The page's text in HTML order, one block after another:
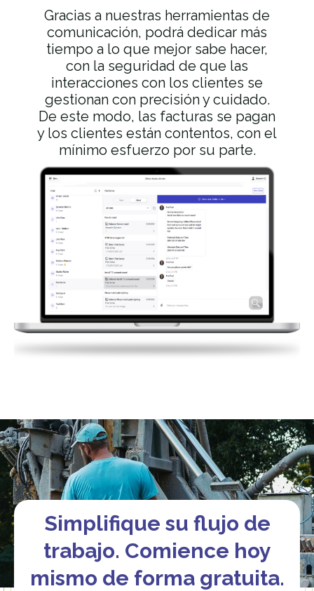
Gracias a nuestras herramientas de
comunicación, podrá dedicar más
tiempo a lo que mejor sabe hacer,
con la seguridad de que las
interacciones con los clientes se
gestionan con precisión y cuidado.
De este modo, las facturas se pagan
y los clientes están contentos, con el
mínimo esfuerzo por su parte.
Simplifique su flujo de
trabajo. Comience hoy
mismo de forma gratuita.